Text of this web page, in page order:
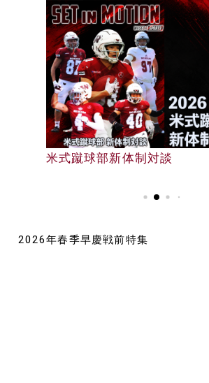
早大野球部選手名鑑
米式蹴球部新体制対談
早大野球部選手名鑑
2026年春季早慶戦前特集